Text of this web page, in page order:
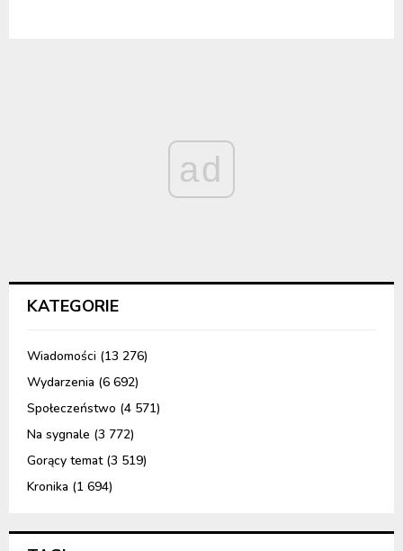
ad
KATEGORIE
Wiadomości (13 276)
Wydarzenia (6 692)
Społeczeństwo (4 571)
Na sygnale (3 772)
Gorący temat(3 519)
Kronika (1 694)